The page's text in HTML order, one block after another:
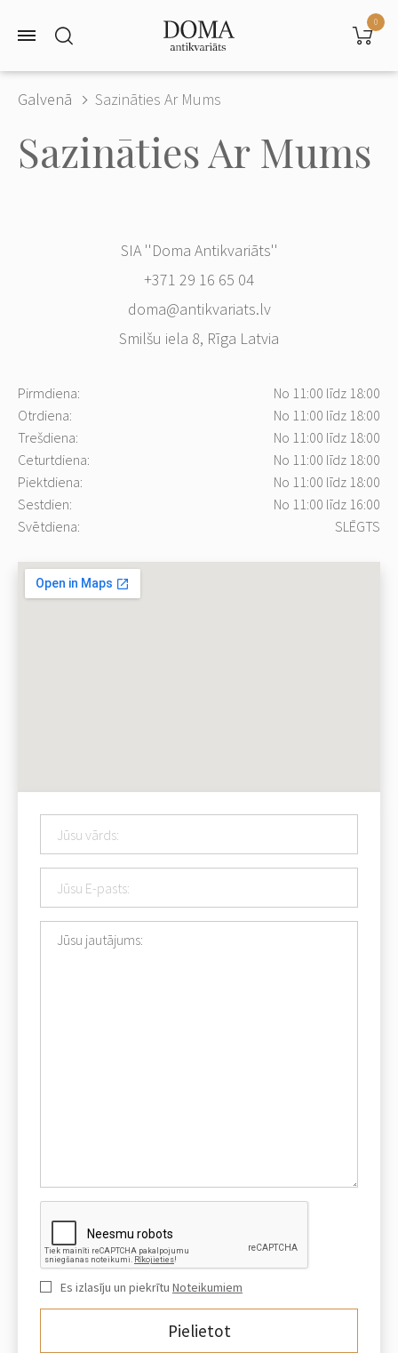
0
Galvenā Sazināties Ar Mums
Sazināties Ar Mums
SIA ''Doma Antikvariāts''
+371 29 16 65 04
doma@antikvariats.lv
Smilšu iela 8, Rīga Latvia
Pirmdiena:
No 11:00 līdz 18:00
Otrdiena:
No 11:00 līdz 18:00
Trešdiena:
No 11:00 līdz 18:00
Ceturtdiena:
No 11:00 līdz 18:00
Piektdiena:
No 11:00 līdz 18:00
Sestdien:
No 11:00 līdz 16:00
Svētdiena:
SLĒGTS
Es izlasīju un piekrītu Noteikumiem